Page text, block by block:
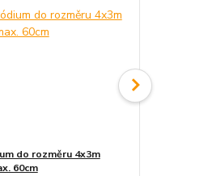
do rozměru 4x3m
60cm